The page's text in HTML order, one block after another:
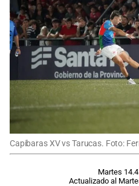
Capibaras XV vs Tarucas. Foto:
Martes
Actualizado al